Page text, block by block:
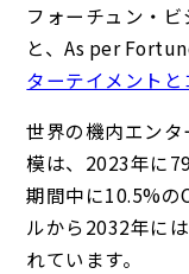
フォーチュン・
と、As per
ターテイメント
世界の機内エン
模は、2023年に
期間中に10.5%の
ルから2032年に
れています。